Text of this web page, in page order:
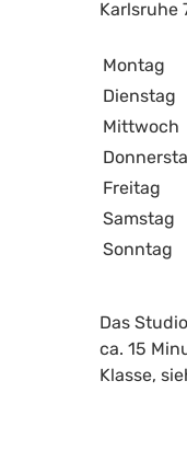
Karlsruhe
Montag
Dienstag
Mittwoch
Freitag
Samstag
Sonntag
Das
ca. 15
Klasse,